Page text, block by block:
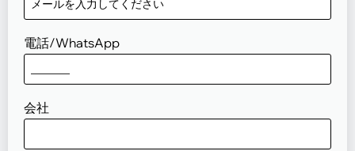
電話/WhatsApp
会社